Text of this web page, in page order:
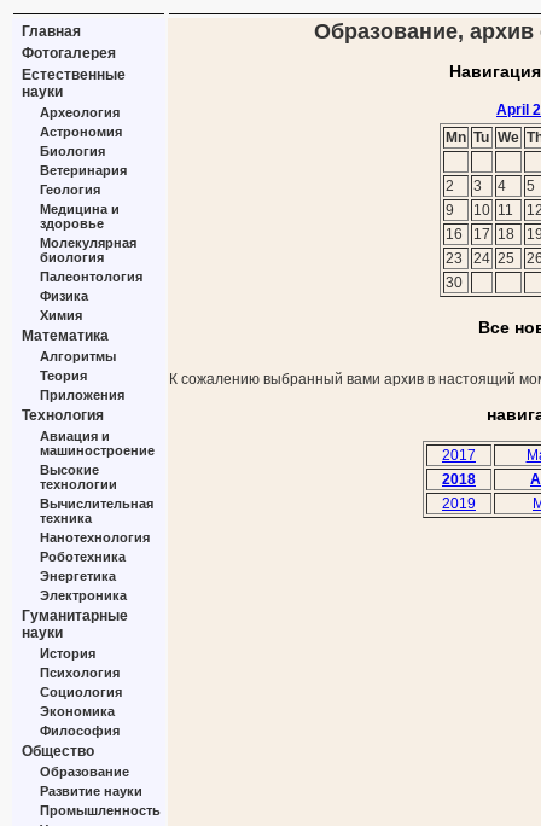
Главная
Фотогалерея
Естественные
науки
Археология
Астрономия
Биология
Ветеринария
Геология
Медицина и
здоровье
Молекулярная
биология
Палеонтология
Физика
Химия
Математика
Алгоритмы
Теория
Приложения
Технология
Авиация и
машиностроение
Высокие
технологии
Вычислительная
техника
Нанотехнология
Роботехника
Энергетика
Электроника
Гуманитарные
науки
История
Психология
Социология
Экономика
Философия
Общество
Образование
Развитие науки
Промышленность
Образование, архив
April
Mn Tu We
2 3 4
5
9
10 11
16
17 18
23
24 25
30
Все
К сожалению выбранный вами архив в настоящий
2017
2018
2019